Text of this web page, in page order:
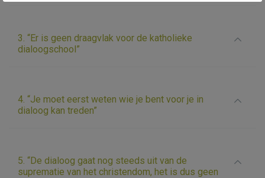
3. “Er is geen draagvlak voor de katholieke
dialoogschool”
4. “Je moet eerst weten wie je bent voor je in
dialoog kan treden”
5. “De dialoog gaat nog steeds uit van de
suprematie van het christendom, het is dus geen